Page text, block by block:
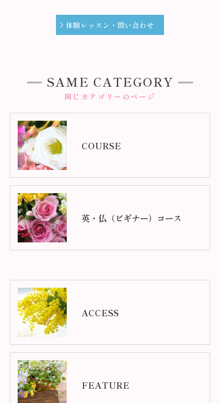
体験レッスン・問い合わせ
同じカテゴリーのページ
SAME CATEGORY
COURSE
英・仏（ビギナー）コース
ACCESS
FEATURE